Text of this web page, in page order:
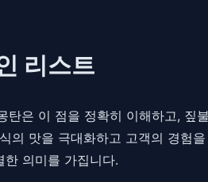
리스트
은 이 점을 정확히 이해하고, 짚
맛을 극대화하고 고객의 경험
의미를 가집니다.